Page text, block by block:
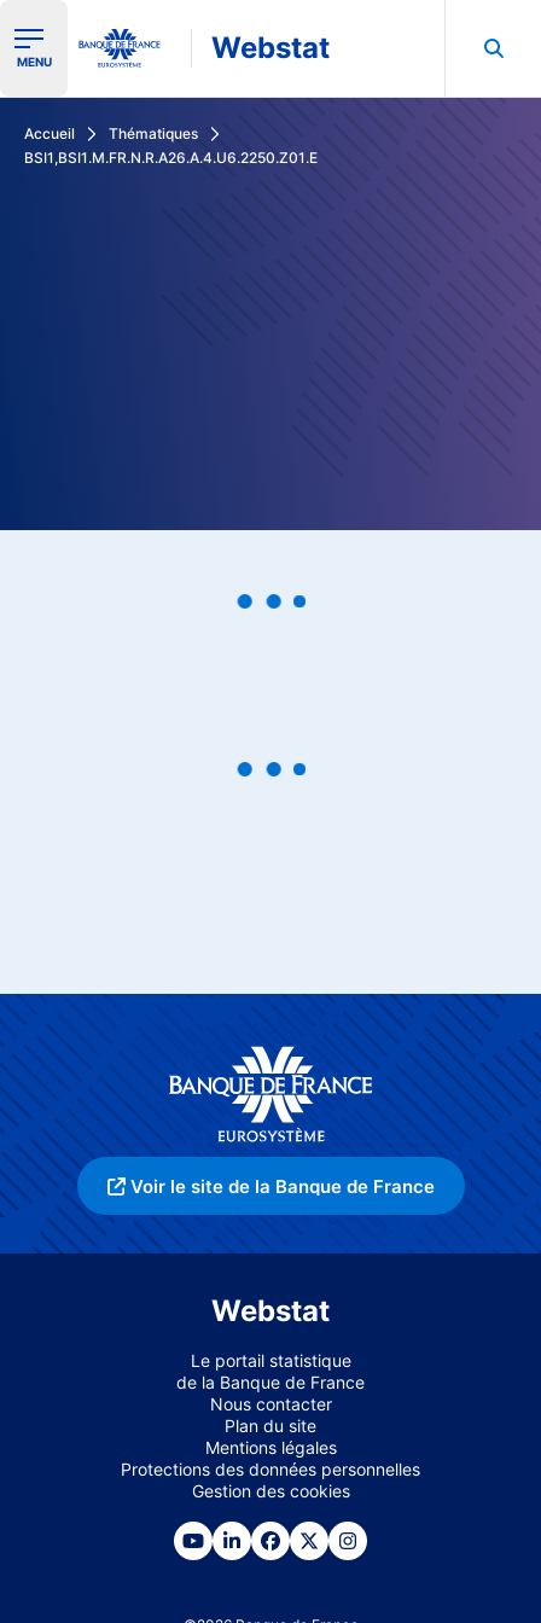
Ouvrir le menu de navigation
MENU Webstat
Accueil
Thématiques
BSI1,BSI1.M.FR.N.R.A26.A.4.U6.2250.Z01.E
Voir le site de la Banque de France
Webstat
Le portail statistique
de la Banque de France
Nous contacter
Plan du site
Mentions légales
Protections des données personnelles
Gestion des cookies